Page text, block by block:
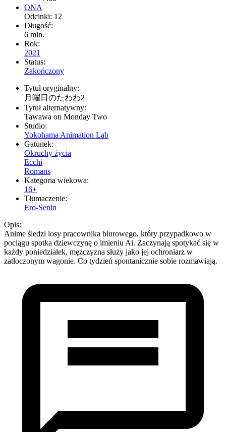
ONA
Odcinki: 12
Długość:
6 min.
Rok:
2021
Status:
Zakończony
Tytuł oryginalny:
月曜日のたわわ2
Tytuł alternatywny:
Tawawa on Monday Two
Studio:
Yokohama Animation Lab
Gatunek:
Okruchy życia
Ecchi
Romans
Kategoria wiekowa:
16+
Tłumaczenie:
Ero-Senin
Opis:
Anime śledzi losy pracownika biurowego, który przypadkowo w
pociągu spotka dziewczynę o imieniu Ai. Zaczynają spotykać się w
każdy poniedziałek, mężczyzna służy jako jej ochroniarz w
zatłoczonym wagonie. Co tydzień spontanicznie sobie rozmawiają.